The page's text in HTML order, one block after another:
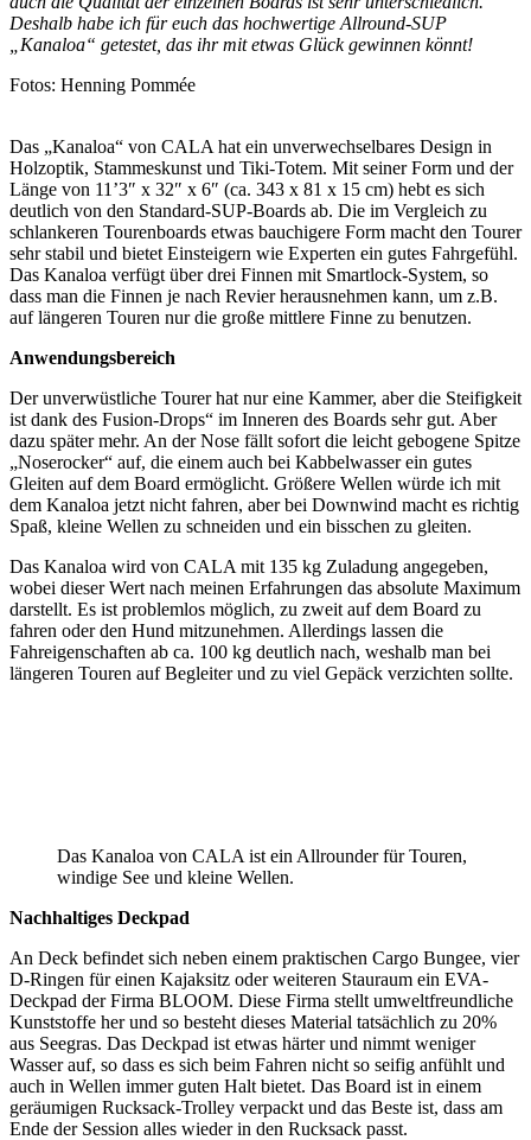
Deshalb habe ich für euch das hochwertige Allround-SUP
„Kanaloa“ getestet, das ihr mit etwas Glück gewinnen könnt!
Fotos: Henning Pommée
Das „Kanaloa“ von CALA hat ein unverwechselbares Design in
Holzoptik, Stammeskunst und Tiki-Totem. Mit seiner Form und der
Länge von 11’3″ x 32″ x 6″ (ca. 343 x 81 x 15 cm) hebt es sich
deutlich von den Standard-SUP-Boards ab. Die im Vergleich zu
schlankeren Tourenboards etwas bauchigere Form macht den Tourer
sehr stabil und bietet Einsteigern wie Experten ein gutes Fahrgefühl.
Das Kanaloa verfügt über drei Finnen mit Smartlock-System, so
dass man die Finnen je nach Revier herausnehmen kann, um z.B.
auf längeren Touren nur die große mittlere Finne zu benutzen.
Anwendungsbereich
Der unverwüstliche Tourer hat nur eine Kammer, aber die Steifigkeit
ist dank des Fusion-Drops“ im Inneren des Boards sehr gut. Aber
dazu später mehr. An der Nose fällt sofort die leicht gebogene Spitze
„Noserocker“ auf, die einem auch bei Kabbelwasser ein gutes
Gleiten auf dem Board ermöglicht. Größere Wellen würde ich mit
dem Kanaloa jetzt nicht fahren, aber bei Downwind macht es richtig
Spaß, kleine Wellen zu schneiden und ein bisschen zu gleiten.
Das Kanaloa wird von CALA mit 135 kg Zuladung angegeben,
wobei dieser Wert nach meinen Erfahrungen das absolute Maximum
darstellt. Es ist problemlos möglich, zu zweit auf dem Board zu
fahren oder den Hund mitzunehmen. Allerdings lassen die
Fahreigenschaften ab ca. 100 kg deutlich nach, weshalb man bei
längeren Touren auf Begleiter und zu viel Gepäck verzichten sollte.
Das Kanaloa von CALA ist ein Allrounder für Touren,
windige See und kleine Wellen.
Nachhaltiges Deckpad
An Deck befindet sich neben einem praktischen Cargo Bungee, vier
D-Ringen für einen Kajaksitz oder weiteren Stauraum ein EVA-
Deckpad der Firma BLOOM. Diese Firma stellt umweltfreundliche
Kunststoffe her und so besteht dieses Material tatsächlich zu 20%
aus Seegras. Das Deckpad ist etwas härter und nimmt weniger
Wasser auf, so dass es sich beim Fahren nicht so seifig anfühlt und
auch in Wellen immer guten Halt bietet. Das Board ist in einem
geräumigen Rucksack-Trolley verpackt und das Beste ist, dass am
Ende der Session alles wieder in den Rucksack passt.